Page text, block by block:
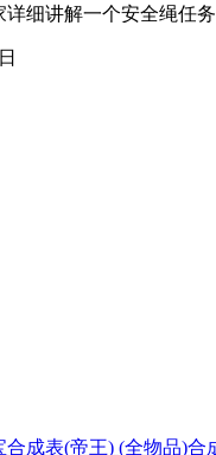
详细讲解一个安全绳任